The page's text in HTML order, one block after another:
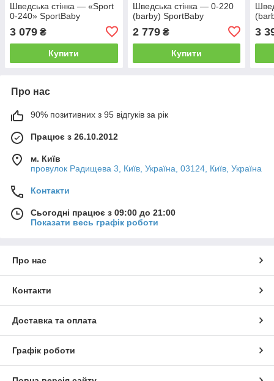
Шведська стінка — «Sport
0-240» SportBaby
3 079 ₴
Купити
Шведська стінка — 0-220
(barby) SportBaby
2 779₴
Купити
3
Про нас
90% позитивних з 95 відгуків за рік
Працює з 26.10.2012
м. Київ
провулок Радищева 3, Київ, Україна, 03124, Київ, Україна
Контакти
Сьогодні працює з 09:00 до 21:00
Показати весь графік роботи
Про нас
Контакти
Доставка та оплата
Графік роботи